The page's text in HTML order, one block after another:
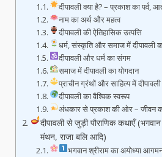
दीपावली क्या है? – प्रकाश का पर्व,
नाम का अर्थ और महत्व
दीपावली की ऐतिहासिक उत्पत्ति
धर्म, संस्कृति और समाज में दीपावली
दीपावली और धर्म का संगम
समाज में दीपावली का योगदान
प्राचीन ग्रंथों और साहित्य में दीपावली
दीपावली का वैश्विक स्वरूप
अंधकार से प्रकाश की ओर – जीवन
दीपावली से जुड़ी पौराणिक कथाएँ (भगवान
मंथन, राजा बलि आदि)
भगवान श्रीराम का अयोध्या